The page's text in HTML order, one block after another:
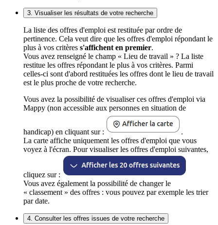
3. Visualiser les résultats de votre recherche
La liste des offres d'emploi est restituée par ordre de
pertinence. Cela veut dire que les offres d'emploi répondant le
plus à vos critères s'affichent en premier.
Vous avez renseigné le champ « Lieu de travail » ? La liste
restitue les offres répondant le plus à vos critères. Parmi
celles-ci sont d'abord restituées les offres dont le lieu de travail
est le plus proche de votre recherche.
Vous avez la possibilité de visualiser ces offres d'emploi via
Mappy (non accessible aux personnes en situation de
handicap) en cliquant sur :
.
La carte affiche uniquement les offres d'emploi que vous
voyez à l'écran. Pour visualiser les offres d'emploi suivantes,
cliquez sur :
Vous avez également la possibilité de changer le
« classement » des offres : vous pouvez par exemple les trier
par date.
4. Consulter les offres issues de votre recherche